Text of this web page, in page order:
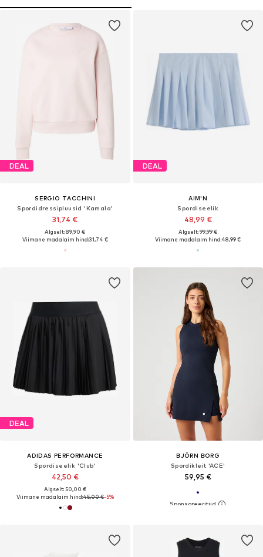
DEAL
SERGIO TACCHINI
Spordidressipluusid 'Kamala'
31,74 €
Algselt: 89,90 €
Viimane madalaim hind:31,74 €
DEAL
AIM'N
Spordiseelik
48,99 €
Algselt: 99,99 €
Viimane madalaim hind:48,99 €
DEAL
ADIDAS PERFORMANCE
Spordiseelik 'Club'
42,50 €
Algselt: 50,00 €
Viimane madalaim hind:45,00 €-5%
BJÖRN BORG
Spordikleit 'ACE'
59,95 €